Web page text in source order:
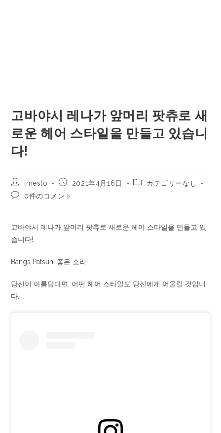
고바야시 레나가 앞머리 팟츄로 새
로운 헤어 스타일을 만들고 있습니
다!
imesto 2021年4月16日
カテゴリーなし
0件のコメント
고바야시 레나가 앞머리 팟츄로 새로운 헤어 스타일을 만들고 있
습니다!
Bangs Patsun, 좋은 소리!
당신이 아름답다면, 어떤 헤어 스타일도 당신에게 어울릴 것입니
다.